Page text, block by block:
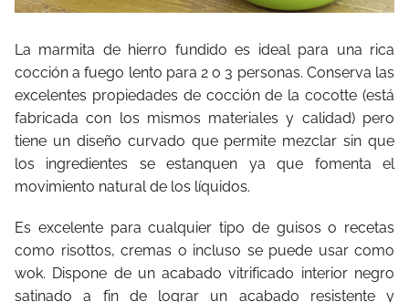
La marmita de hierro fundido es ideal para una rica
cocción a fuego lento para 2 o 3 personas. Conserva las
excelentes propiedades de cocción de la cocotte (está
fabricada con los mismos materiales y calidad) pero
tiene un diseño curvado que permite mezclar sin que
los ingredientes se estanquen ya que fomenta el
movimiento natural de los líquidos.
Es excelente para cualquier tipo de guisos o recetas
como risottos, cremas o incluso se puede usar como
wok. Dispone de un acabado vitrificado interior negro
satinado a fin de lograr un acabado resistente y